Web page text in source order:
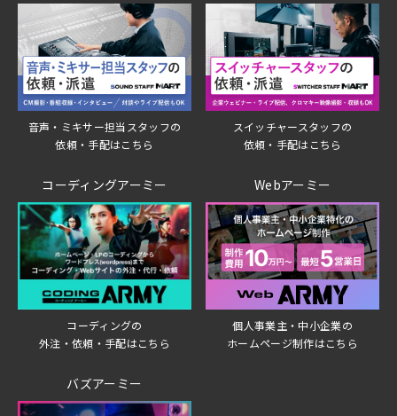
音声・ミキサー担当スタッフの
依頼・手配はこちら
スイッチャースタッフの
依頼・手配はこちら
コーディングアーミー
コーディングの
外注・依頼・手配はこちら
Webアーミー
個人事業主・中小企業の
ホームページ制作はこちら
バズアーミー